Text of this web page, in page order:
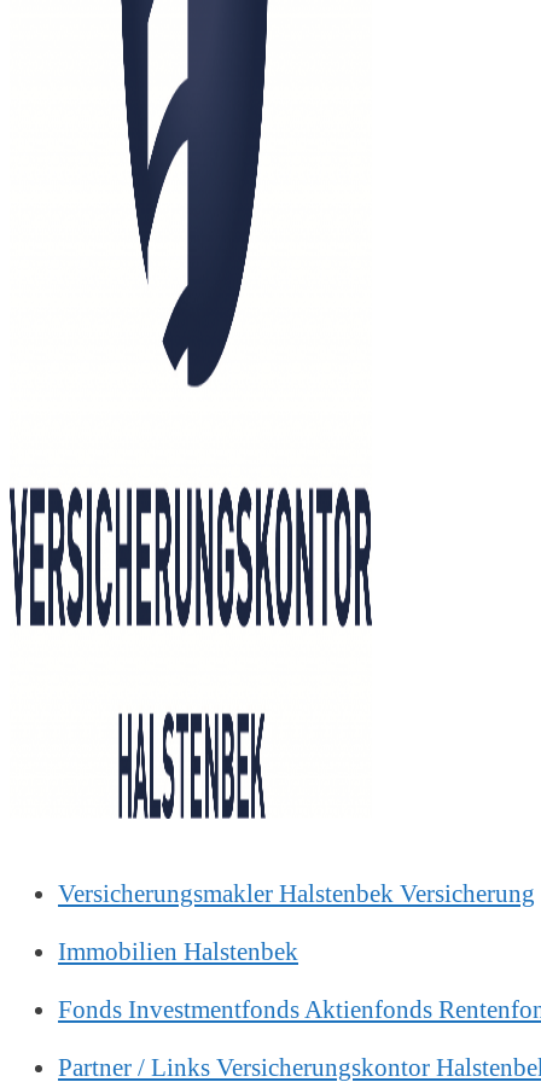
Versicherungsmakler Halstenbek Versicherung
Immobilien Halstenbek
Fonds Investmentfonds Aktienfonds
Partner / Links Versicherungskontor